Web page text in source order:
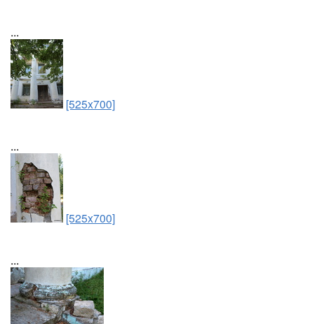
...
[525x700]
...
[525x700]
...